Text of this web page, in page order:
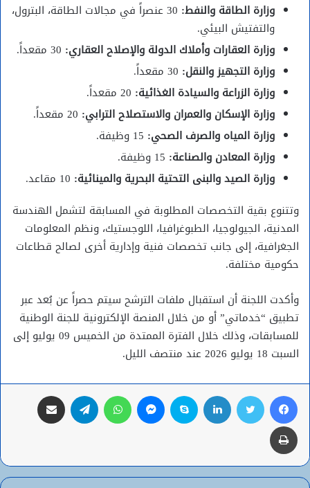
وزارة الطاقة والنفط:
30 عنصراً في مجالات الطاقة، البترول،
والتفتيش البيئي.
وزارة العقارات وأملاك الدولة والإصلاح العقاري:
وزارة التجهيز والنقل:
وزارة الزراعة والسيادة الغذائية:
وزارة الإسكان والعمران والاستصلاح الترابي:
وزارة المياه والصرف الصحي:
وزارة المعادن والصناعة:
وزارة الصيد والبنى التحتية البحرية والمينائية:
وتتنوع بقية التخصصات المطلوبة في المسابقة لتشمل الهندسة
المدنية، الجيولوجيا، الطبوغرافيا، اللوجستيك، ونظم المعلومات
الجغرافية، إلى جانب تخصصات فنية وإدارية أخرى لصالح قطاعات
حكومية مختلفة.
وأكدت اللجنة أن استقبال ملفات الترشح سيتم حصراً عن بُعد عبر
تطبيق “خدماتي” أو من خلال المنصة الإلكترونية للجنة الوطنية
للمسابقات، وذلك خلال الفترة الممتدة من الخميس 09 يوليو إلى
السبت 18 يوليو 2026 عند منتصف الليل.
فيسبوك تويتر لينكدإن سكايب ماسنجر واتساب تيلقرام
طباعة